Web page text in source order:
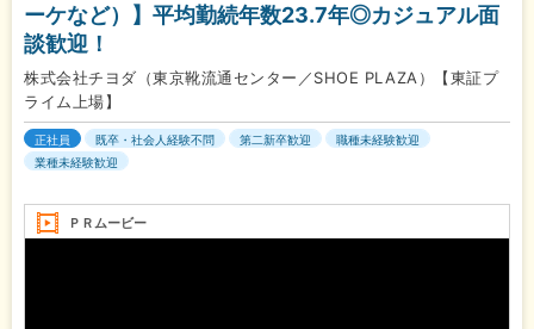
ーケなど）】平均勤続年数23.7年◎カジュアル面
談歓迎！
株式会社チヨダ（東京靴流通センター／SHOE PLAZA）【東証プ
ライム上場】
正社員 既卒・社会人経験不問 第二新卒歓迎
職種未経験歓迎
業種未経験歓迎
ＰＲムービー